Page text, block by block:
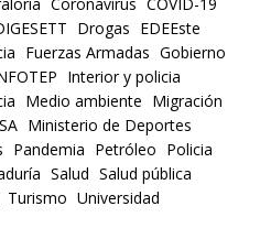
Coronavirus COVID-19
Drogas EDEEste
Fuerzas Armadas Gobierno
Interior y policia
Medio ambiente Migración
Ministerio de Deportes
Pandemia Petróleo Policia
Salud Salud pública
Turismo Universidad